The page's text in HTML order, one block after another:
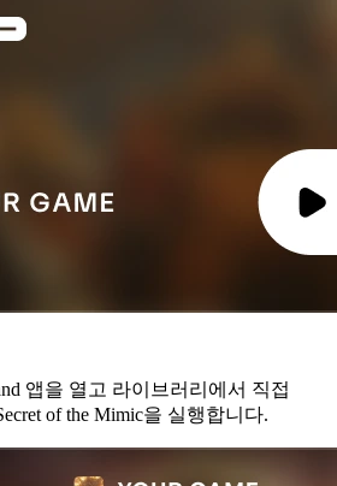
앱을 열고 라이브러리에서 직접
of the Mimic을 실행합니다.